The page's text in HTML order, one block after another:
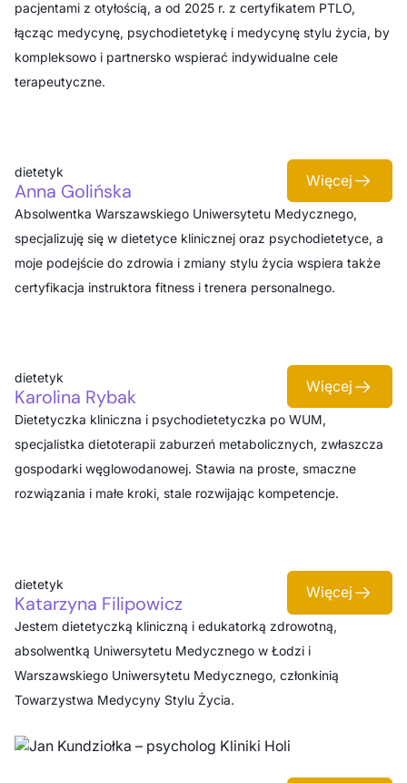
pacjentami z otyłością, a od 2025 r. z certyfikatem PTLO,
łącząc medycynę, psychodietetykę i medycynę stylu życia, by
kompleksowo i partnersko wspierać indywidualne cele
terapeutyczne.
Anna Golińska
dietetyk Więcej
Absolwentka Warszawskiego Uniwersytetu Medycznego,
specjalizuję się w dietetyce klinicznej oraz psychodietetyce, a
moje podejście do zdrowia i zmiany stylu życia wspiera także
certyfikacja instruktora fitness i trenera personalnego.
Karolina Rybak
dietetyk Więcej
Dietetyczka kliniczna i psychodietetyczka po WUM,
specjalistka dietoterapii zaburzeń metabolicznych, zwłaszcza
gospodarki węglowodanowej. Stawia na proste, smaczne
rozwiązania i małe kroki, stale rozwijając kompetencje.
Katarzyna Filipowicz
dietetyk Więcej
Jestem dietetyczką kliniczną i edukatorką zdrowotną,
absolwentką Uniwersytetu Medycznego w Łodzi i
Warszawskiego Uniwersytetu Medycznego, członkinią
Towarzystwa Medycyny Stylu Życia.